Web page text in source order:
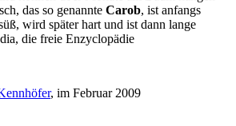
das so genannte Carob, ist anfangs
wird später hart und ist dann lange
die freie Enzyclopädie
, im Februar 2009